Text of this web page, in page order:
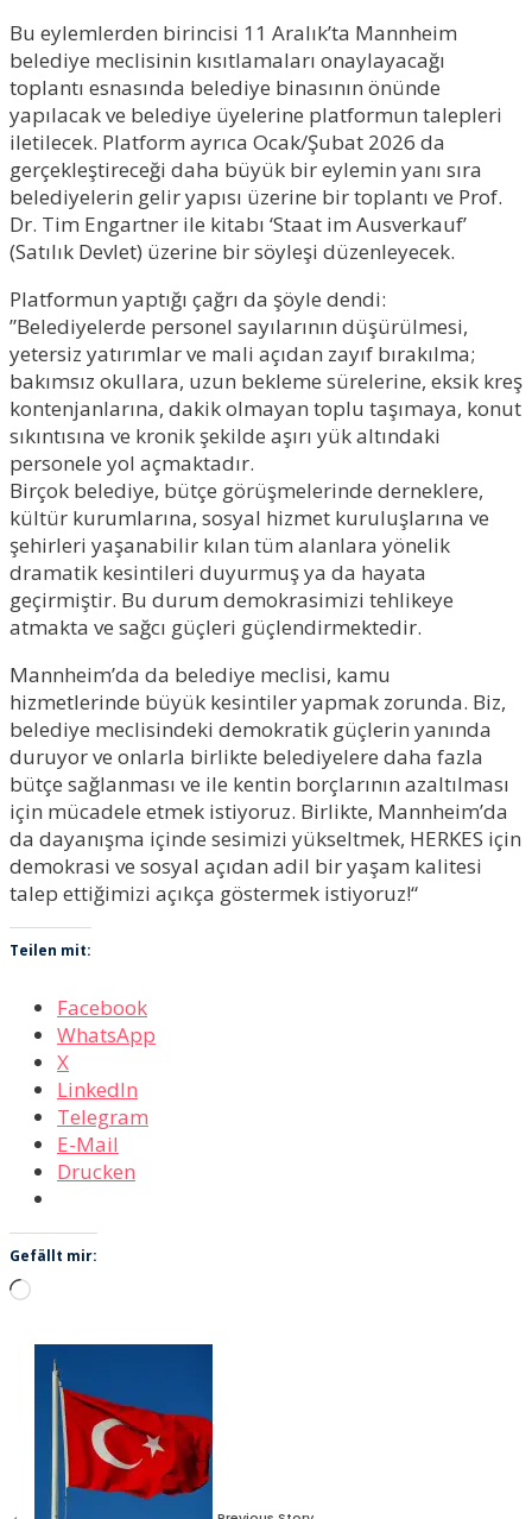
Bu eylemlerden birincisi 11 Aralık’ta Mannheim
belediye meclisinin kısıtlamaları onaylayacağı
toplantı esnasında belediye binasının önünde
yapılacak ve belediye üyelerine platformun talepleri
iletilecek. Platform ayrıca Ocak/Şubat 2026 da
gerçekleştireceği daha büyük bir eylemin yanı sıra
belediyelerin gelir yapısı üzerine bir toplantı ve Prof.
Dr. Tim Engartner ile kitabı ‘Staat im Ausverkauf’
(Satılık Devlet) üzerine bir söyleşi düzenleyecek.
Platformun yaptığı çağrı da şöyle dendi:
”Belediyelerde personel sayılarının düşürülmesi,
yetersiz yatırımlar ve mali açıdan zayıf bırakılma;
bakımsız okullara, uzun bekleme sürelerine, eksik kreş
kontenjanlarına, dakik olmayan toplu taşımaya, konut
sıkıntısına ve kronik şekilde aşırı yük altındaki
personele yol açmaktadır.
Birçok belediye, bütçe görüşmelerinde derneklere,
kültür kurumlarına, sosyal hizmet kuruluşlarına ve
şehirleri yaşanabilir kılan tüm alanlara yönelik
dramatik kesintileri duyurmuş ya da hayata
geçirmiştir. Bu durum demokrasimizi tehlikeye
atmakta ve sağcı güçleri güçlendirmektedir.
Mannheim’da da belediye meclisi, kamu
hizmetlerinde büyük kesintiler yapmak zorunda. Biz,
belediye meclisindeki demokratik güçlerin yanında
duruyor ve onlarla birlikte belediyelere daha fazla
bütçe sağlanması ve ile kentin borçlarının azaltılması
için mücadele etmek istiyoruz. Birlikte, Mannheim’da
da dayanışma içinde sesimizi yükseltmek, HERKES için
demokrasi ve sosyal açıdan adil bir yaşam kalitesi
talep ettiğimizi açıkça göstermek istiyoruz!“
Teilen mit:
Facebook
WhatsApp
X
LinkedIn
Telegram
E-Mail
Drucken
Gefällt mir:
Wird